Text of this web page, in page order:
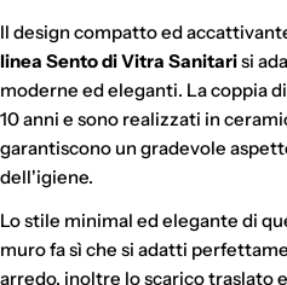
Il design compatto ed
linea Sento di Vitra Sanitarisi
moderne ed eleganti. La coppia
10 anni e sono realizzati in
garantiscono un gradevole
dell'igiene.
Lo stile minimal ed elegante di
muro fa sì che si adatti
arredo, inoltre lo scarico traslato